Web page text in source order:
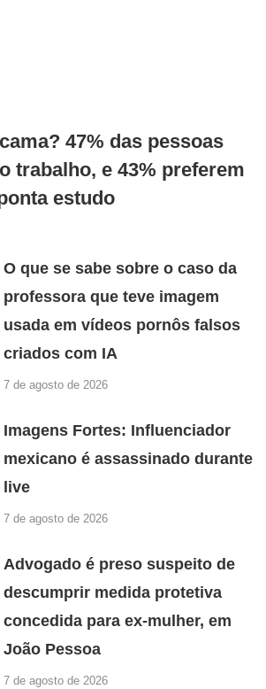
47% das pessoas
trabalho, e 43% preferem
estudo
O que se sabe sobre o caso da
professora que teve imagem
usada em vídeos pornôs falsos
criados com IA
7 de agosto de 2026
Imagens Fortes: Influenciador
mexicano é assassinado durante
live
7 de agosto de 2026
Advogado é preso suspeito de
descumprir medida protetiva
concedida para ex-mulher, em
João Pessoa
7 de agosto de 2026